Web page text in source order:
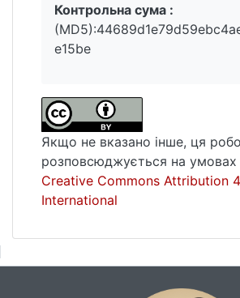
Контрольна сума :
e15be
Якщо не вказано інше, ця
розповсюджується на умовах
Creative Commons Attribution
International